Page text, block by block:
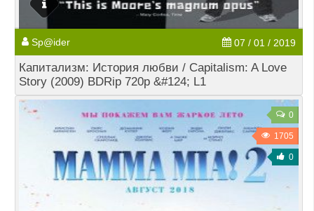
Sp@ider 07 / 01 / 2019
Капитализм: История любви / Capitalism: A Love
Story (2009) BDRip 720p &#124; L1
0
1705
0